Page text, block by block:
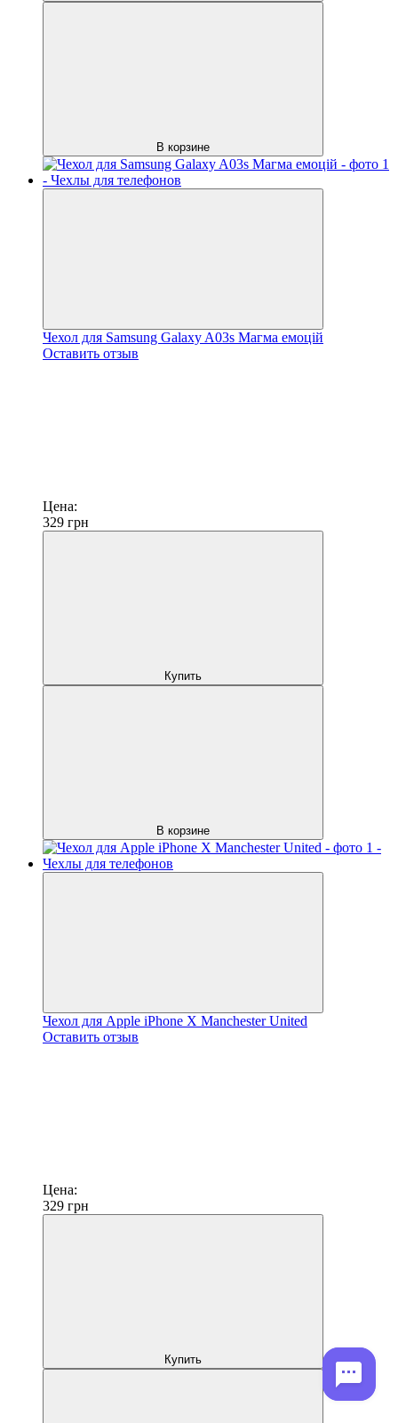
В корзине
Чехол для Samsung Galaxy A03s Магма емоцій
Оставить отзыв
Цена:
329 грн
Купить
В корзине
Чехол для Apple iPhone X Manchester United
Оставить отзыв
Цена:
329 грн
Купить